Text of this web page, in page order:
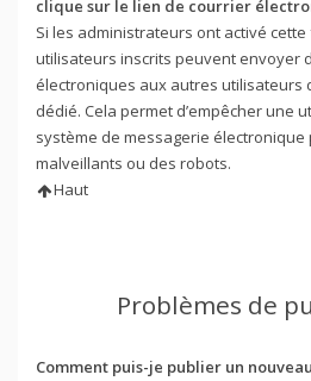
clique sur le lien de courrier
Si les administrateurs ont activé
utilisateurs inscrits peuvent envoyer
électroniques aux autres utilisateurs
dédié. Cela permet d’empêcher une
système de messagerie
malveillants ou des robots.
Haut
Problèmes de
Comment puis-je publier un